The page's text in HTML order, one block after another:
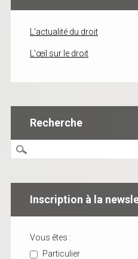
L'actualité du droit
L'œil sur le droit
Recherche
Inscription à la
Vous êtes :
Particulier